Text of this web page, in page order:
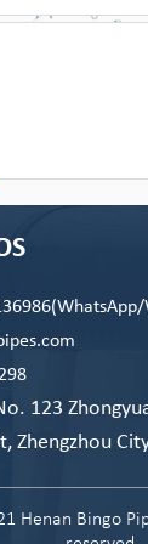
123
Zhengzhou
Henan Bingo